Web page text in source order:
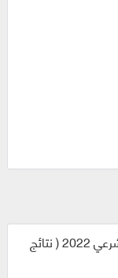
نتائج التعليم الاساسي والشرعي 2022 ( نتائج